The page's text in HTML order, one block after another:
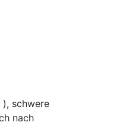
), schwere
nach